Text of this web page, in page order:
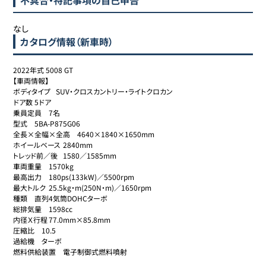
なし
カタログ情報（新車時）
2022年式 5008 GT
【車両情報】
ボディタイプ	SUV・クロスカントリー・ライトクロカン
ドア数	5ドア
乗員定員	7名
型式	5BA-P875G06
全長×全幅×全高	4640×1840×1650mm
ホイールベース	2840mm
トレッド前／後	1580／1585mm
車両重量	1570kg
最高出力	180ps(133kW)／5500rpm
最大トルク	25.5kg・m(250N・m)／1650rpm
種類	直列4気筒DOHCターボ
総排気量	1598cc
内径Ｘ行程	77.0mm×85.8mm
圧縮比	10.5
過給機	ターボ
燃料供給装置	電子制御式燃料噴射